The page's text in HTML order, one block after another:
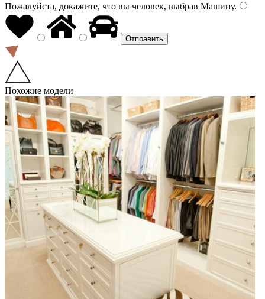
Пожалуйста, докажите, что вы человек, выбрав Машину.
Похожие модели